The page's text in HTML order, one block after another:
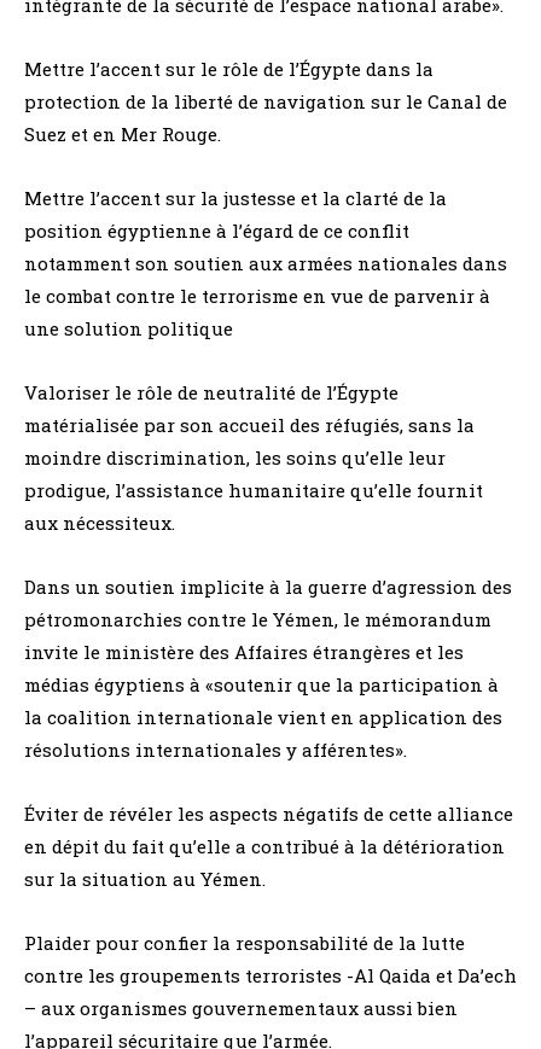
intégrante de la sécurité de l’espace national arabe».
Mettre l’accent sur le rôle de l’Égypte dans la
protection de la liberté de navigation sur le Canal de
Suez et en Mer Rouge.
Mettre l’accent sur la justesse et la clarté de la
position égyptienne à l’égard de ce conflit
notamment son soutien aux armées nationales dans
le combat contre le terrorisme en vue de parvenir à
une solution politique
Valoriser le rôle de neutralité de l’Égypte
matérialisée par son accueil des réfugiés, sans la
moindre discrimination, les soins qu’elle leur
prodigue, l’assistance humanitaire qu’elle fournit
aux nécessiteux.
Dans un soutien implicite à la guerre d’agression des
pétromonarchies contre le Yémen, le mémorandum
invite le ministère des Affaires étrangères et les
médias égyptiens à «soutenir que la participation à
la coalition internationale vient en application des
résolutions internationales y afférentes».
Éviter de révéler les aspects négatifs de cette alliance
en dépit du fait qu’elle a contribué à la détérioration
sur la situation au Yémen.
Plaider pour confier la responsabilité de la lutte
contre les groupements terroristes -Al Qaida et Da’ech
– aux organismes gouvernementaux aussi bien
l’appareil sécuritaire que l’armée.